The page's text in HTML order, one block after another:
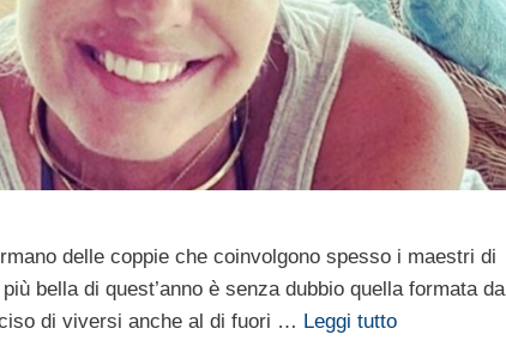
delle coppie che coinvolgono spesso i maestri di
bella di quest’anno è senza dubbio quella formata da
di viversi anche al di fuori … Leggi tutto